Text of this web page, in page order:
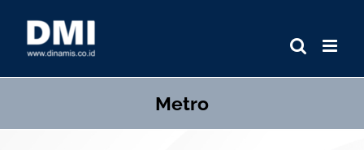
Metro